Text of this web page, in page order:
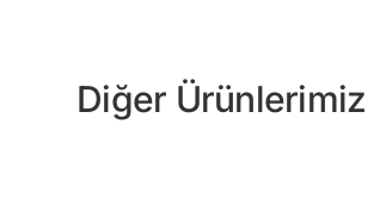
Diğer Ürünlerimiz